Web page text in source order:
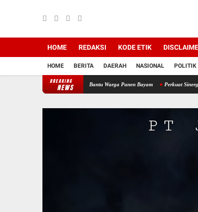
HOME REDAKSI KODE ETIK
HOME BERITA DAERAH NASIONAL POLITIK
BREAKING
NEWS
12/Tnp Turun Tangan Bantu Warga Panen Bayam Perkuat Sinergi